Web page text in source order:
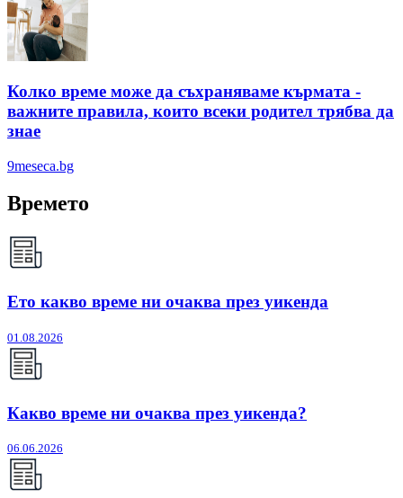
Колко време може да съхраняваме кърмата -
важните правила, които всеки родител трябва да
знае
9meseca.bg
Времето
Ето какво време ни очаква през уикенда
01.08.2026
Какво време ни очаква през уикенда?
06.06.2026